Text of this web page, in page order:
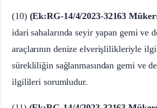
(10) (Ek:RG-14/4/2023-32163
idari sahalarında seyir yapan gemi ve
araçlarının denize elverişlilikleriyle
sürekliliğin sağlanmasından gemi ve
ilgilileri sorumludur.